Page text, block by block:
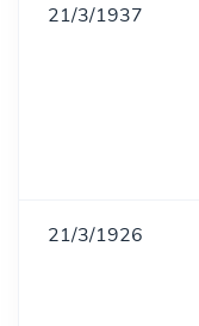
21/3/1937
21/3/1926